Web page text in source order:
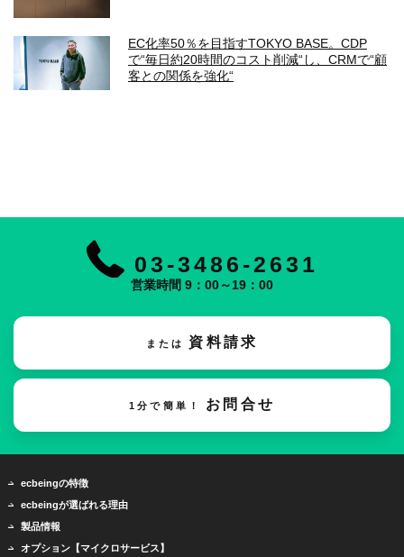
EC化率50％を目指すTOKYO BASE。CDP
で“毎日約20時間のコスト削減“し、CRMで“顧
客との関係を強化“
03-3486-2631
営業時間 9：00～19：00
または 資料請求
1分で簡単！ お問合せ
ecbeingの特徴
ecbeingが選ばれる理由
製品情報
オプション【マイクロサービス】